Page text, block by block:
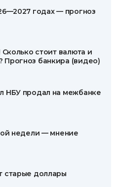
годах — прогноз
стоит валюта и
Прогноз банкира (видео)
НБУ продал на межбанке
недели — мнение
старые доллары